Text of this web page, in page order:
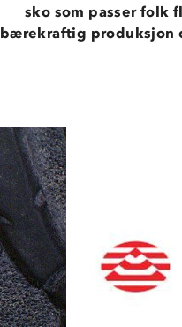
sko som passer folk
bærekraftig produksjon